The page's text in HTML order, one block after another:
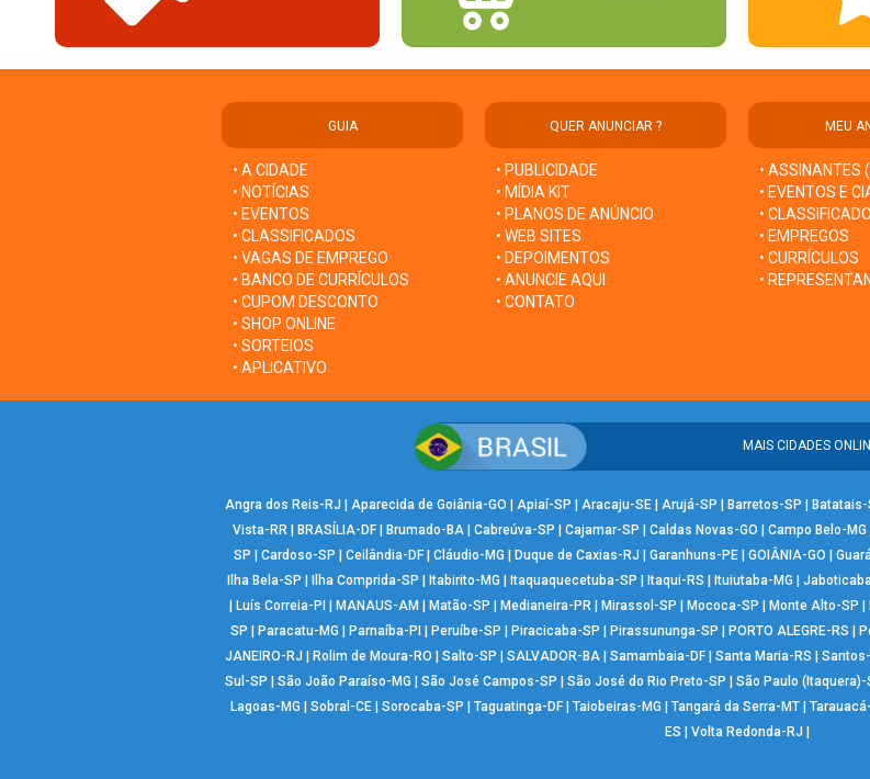
GUIA
• A CIDADE
• NOTÍCIAS
• EVENTOS
• CLASSIFICADOS
• VAGAS DE EMPREGO
• BANCO DE CURRÍCULOS
• CUPOM DESCONTO
• SHOP ONLINE
• SORTEIOS
• APLICATIVO
QUER ANUNCIAR ?
• PUBLICIDADE
• MÍDIA KIT
• PLANOS DE ANÚNCIO
• WEB SITES
• DEPOIMENTOS
• ANUNCIE AQUI
• CONTATO
MEU
• ASSINANTES
• EVENTOS E
•
• EMPREGOS
• CURRÍCULOS
•
MAIS CIDADES
Angra dos Reis-RJ | Aparecida de Goiânia-GO | Apiaí-SP | Aracaju-SE| Arujá-SP | Barretos-SP | Batatais-
Vista-RR | BRASÍLIA-DF| Brumado-BA| Cabreúva-SP | Cajamar-SP | Caldas Novas-GO | Campo Belo-MG
SP | Cardoso-SP | Ceilândia-DF | Cláudio-MG | Duque de Caxias-RJ | Garanhuns-PE | GOIÂNIA-GO |
Ilha Bela-SP | Ilha Comprida-SP | Itabirito-MG | Itaquaquecetuba-SP | Itaqui-RS | Ituiutaba-MG |
| Luís Correia-PI | MANAUS-AM | Matão-SP | Medianeira-PR | Mirassol-SP | Mococa-SP | Monte Alto-SP |
SP | Paracatu-MG | Parnaíba-PI | Peruíbe-SP | Piracicaba-SP | Pirassununga-SP | PORTO ALEGRE-RS |
JANEIRO-RJ | Rolim de Moura-RO | Salto-SP | SALVADOR-BA | Samambaia-DF | Santa Maria-RS |
Sul-SP | São João Paraíso-MG | São José Campos-SP | São José do Rio Preto-SP | São Paulo (Itaquera)-
Lagoas-MG | Sobral-CE| Sorocaba-SP | Taguatinga-DF| Taiobeiras-MG | Tangará da Serra-MT|
ES | Volta Redonda-RJ |